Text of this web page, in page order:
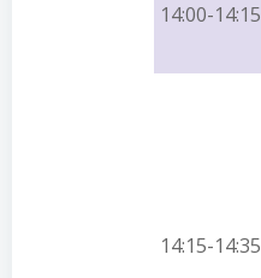
14:00-14:15
14:15-14:35